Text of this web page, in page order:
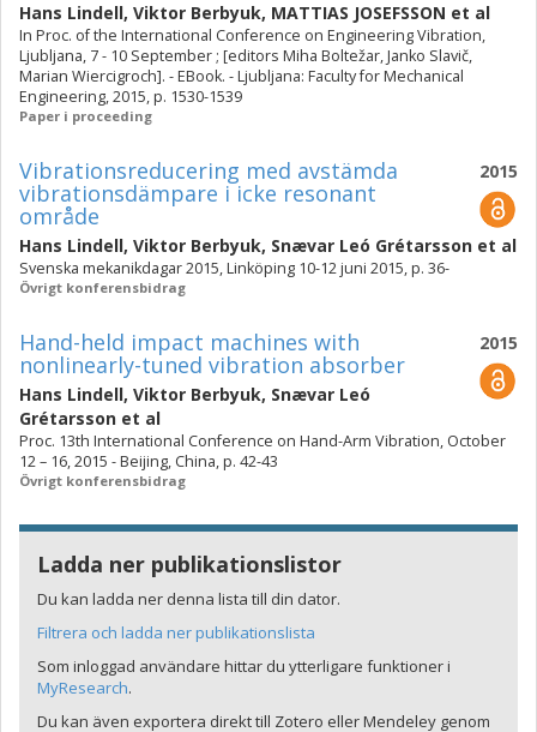
Hans Lindell, Viktor Berbyuk, MATTIAS JOSEFSSON et al
In Proc. of the International Conference on Engineering Vibration,
Ljubljana, 7 - 10 September ; [editors Miha Boltežar, Janko Slavič,
Marian Wiercigroch]. - EBook. - Ljubljana: Faculty for Mechanical
Engineering, 2015, p. 1530-1539
Paper i proceeding
2015
Vibrationsreducering med avstämda
vibrationsdämpare i icke resonant
område
Hans Lindell, Viktor Berbyuk, Snævar Leó Grétarsson et al
Svenska mekanikdagar 2015, Linköping 10-12 juni 2015, p. 36-
Övrigt konferensbidrag
2015
Hand-held impact machines with
nonlinearly-tuned vibration absorber
Hans Lindell, Viktor Berbyuk, Snævar Leó
Grétarsson et al
Proc. 13th International Conference on Hand-Arm Vibration, October
12 – 16, 2015 - Beijing, China, p. 42-43
Övrigt konferensbidrag
Ladda ner publikationslistor
Du kan ladda ner denna lista till din dator.
Filtrera och ladda ner publikationslista
Som inloggad användare hittar du ytterligare funktioner i
MyResearch.
Du kan även exportera direkt till Zotero eller Mendeley genom